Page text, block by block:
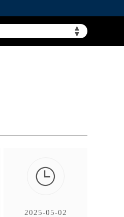
▲
▼

2025-05-02